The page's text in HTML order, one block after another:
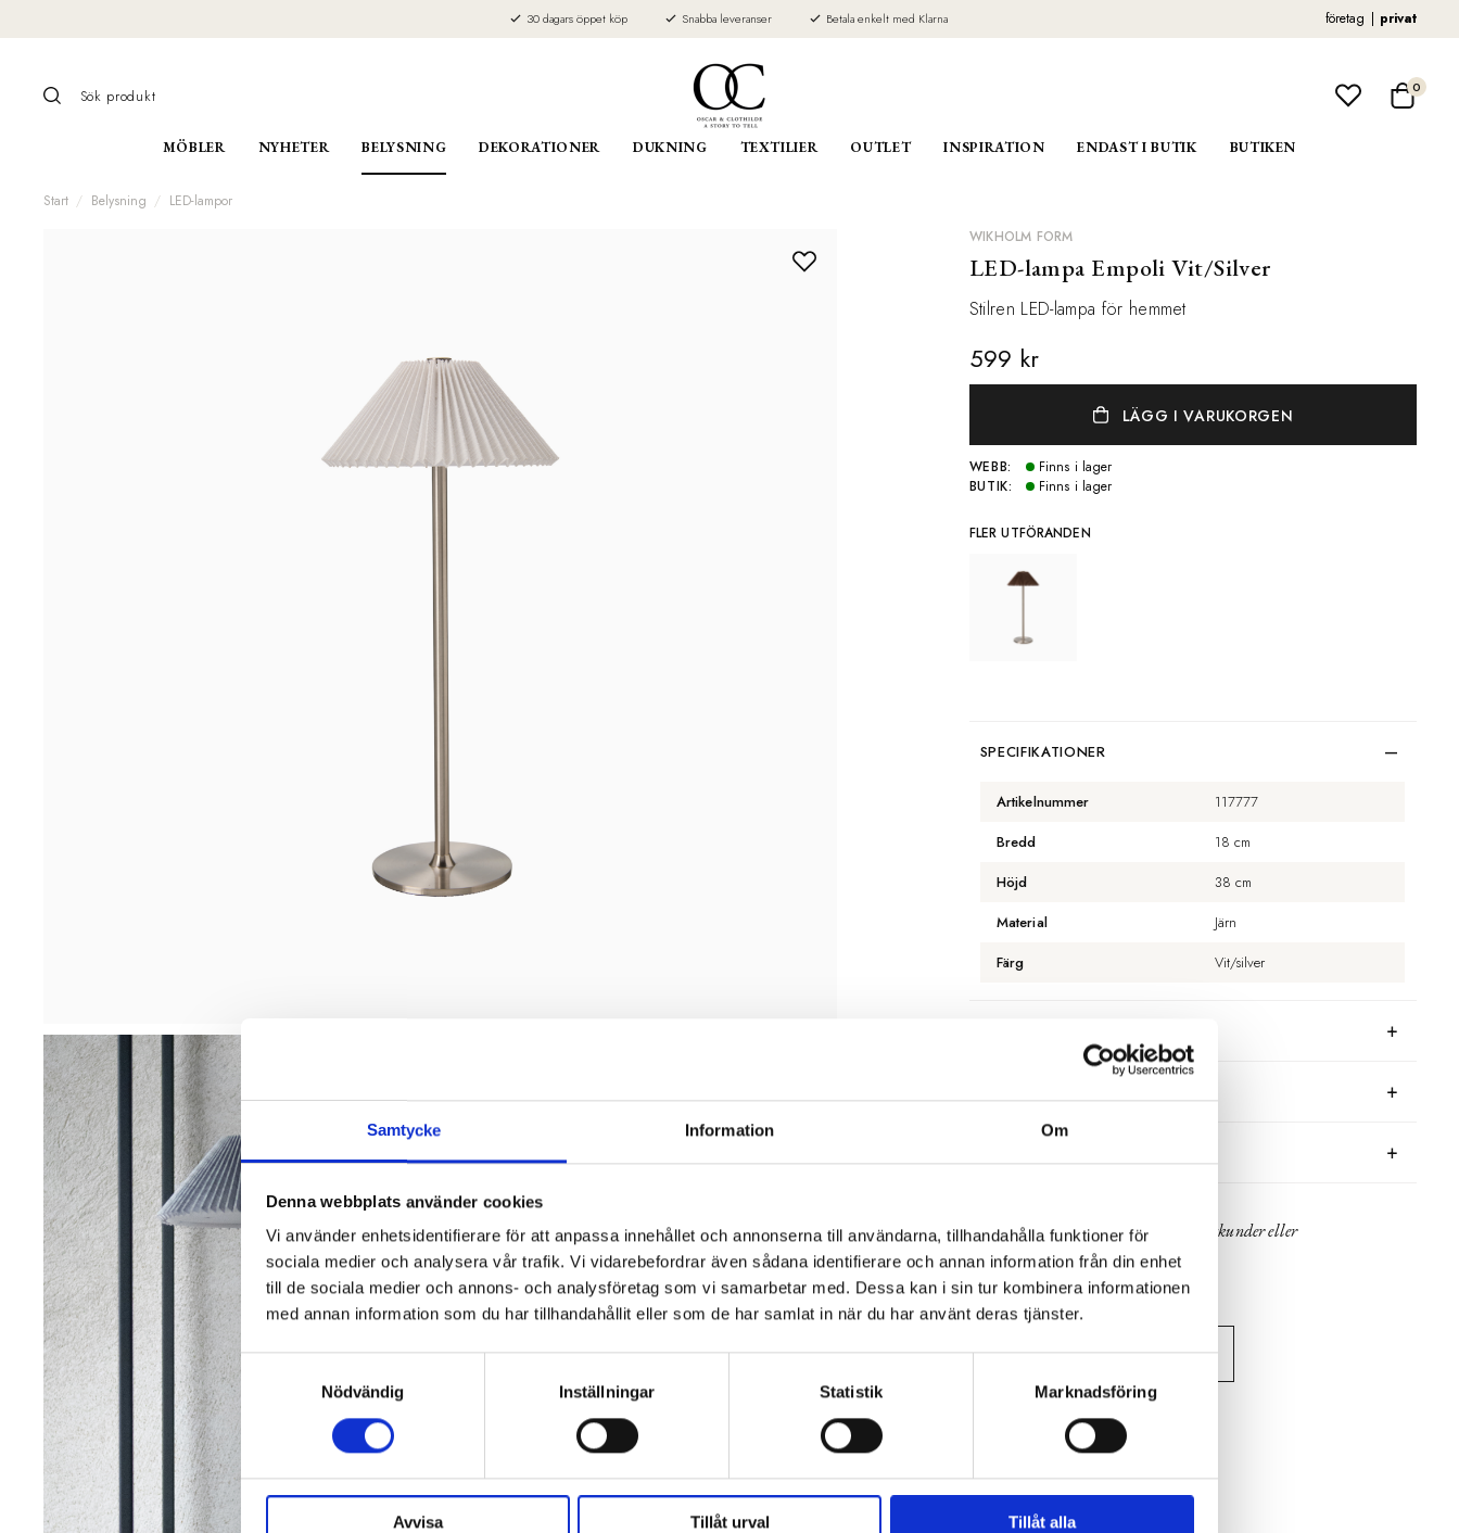
Samtycke Information Om
Denna webbplats använder cookies
Vi använder enhetsidentifierare för att anpassa innehållet och annonserna till användarna, tillhandahålla funktioner för
sociala medier och analysera vår trafik. Vi vidarebefordrar även sådana identifierare och annan information från din enhet
till de sociala medier och annons- och analysföretag som vi samarbetar med. Dessa kan i sin tur kombinera informationen
med annan information som du har tillhandahållit eller som de har samlat in när du har använt deras tjänster.
Nödvändig
Inställningar Statistik Marknadsföring
Avvisa Tillåt urval Tillåt alla
företag privat
30 dagars öppet köp Snabba leveranser Betala enkelt med Klarna
0
MÖBLER NYHETER BELYSNING DEKORATIONER DUKNING TEXTILIER OUTLET INSPIRATION ENDAST I BUTIK BUTIKEN
Start Belysning
LED-lampor
WIKHOLM FORM
LED-lampa Empoli Vit/Silver
Stilren LED-lampa för hemmet
599 kr
LÄGG I VARUKORGEN
WEBB:
Finns i lager
BUTIK:
Finns i lager
FLER UTFÖRANDEN
SPECIFIKATIONER
Artikelnummer
117777
Bredd
18 cm
Höjd
38 cm
Material
Järn
Färg
Vit/silver
30 dagars öppet köp - gäller ej företagskunder eller
beställningsvaror
VISA ALLT INOM LED-LAMPOR
SE HELA VARUMÄRKET